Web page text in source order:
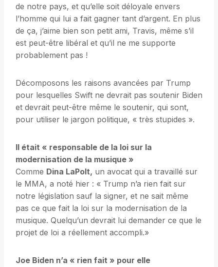
de notre pays, et qu’elle soit déloyale envers
l’homme qui lui a fait gagner tant d’argent. En plus
de ça, j’aime bien son petit ami, Travis, même s’il
est peut-être libéral et qu’il ne me supporte
probablement pas !
Décomposons les raisons avancées par Trump
pour lesquelles Swift ne devrait pas soutenir Biden
et devrait peut-être même le soutenir, qui sont,
pour utiliser le jargon politique, « très stupides ».
Il était « responsable de la loi sur la
modernisation de la musique »
Comme Dina LaPolt, un avocat qui a travaillé sur
le MMA, a noté hier : « Trump n’a rien fait sur
notre législation sauf la signer, et ne sait même
pas ce que fait la loi sur la modernisation de la
musique. Quelqu’un devrait lui demander ce que le
projet de loi a réellement accompli.»
Joe Biden n’a « rien fait » pour elle